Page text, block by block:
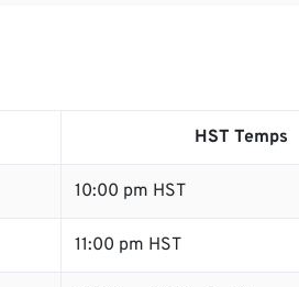
HST Temps
10:00 pm HST
11:00 pm HST